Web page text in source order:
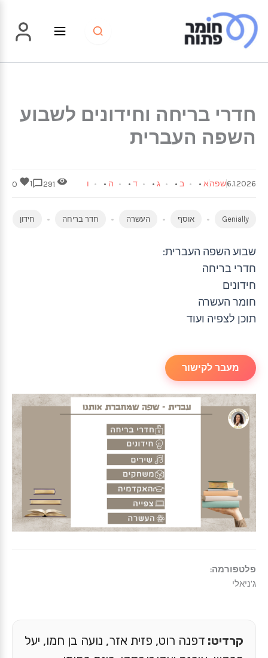
לתוכן
חדרי בריחה וחידונים לשבוע
השפה העברית
6.1.2026שפהא • ב • ג • ד • ה • ו 1
Genially אוסף העשרה חדר בריחה חידון
שבוע השפה העברית:
חדרי בריחה
חידונים
חומר העשרה
תוכן לצפיה ועוד
מעבר לקישור
פלטפורמה:
ג'ניאלי
קרדיט: דפנה רוט, פזית אזר, נועה בן חמו, יעל